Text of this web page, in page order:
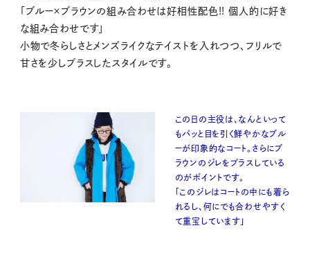
e
「ブルー×ブラウンの組み合わせは好相性配色!! 個人的に好き
な組み合わせです」
小物で冬らしさとメンズライクなテイストを入れつつ、フリルで
甘さを少しプラスしたスタイルです。
この日の主役は、なんといって
もパッと目を引く鮮やかなブル
ーが印象的なコート。さらにブ
ラウンのジレをプラスしている
のがポイントです。
「このジレはコートの中にも着ら
れるし、何にでも合わせやすく
て重宝しています」